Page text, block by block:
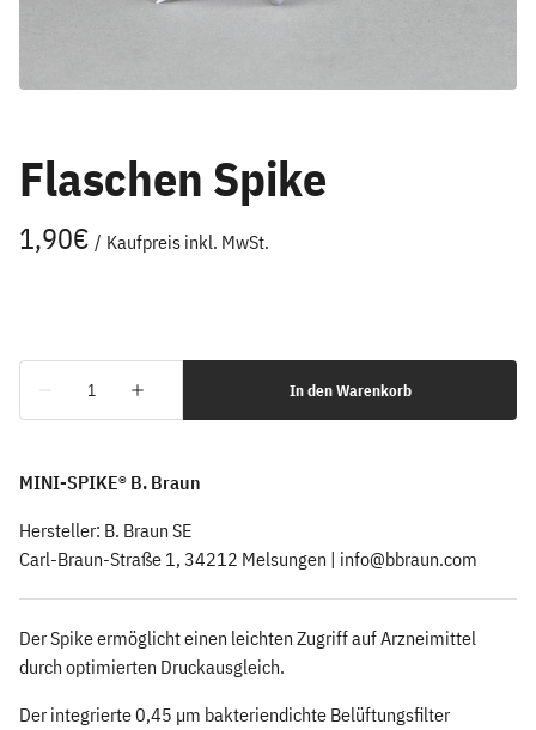
Flaschen Spike
/
MINI-SPIKE® B. Braun
Hersteller: B. Braun SE
Carl-Braun-Straße 1, 34212 Melsungen | info@bbraun.com
Der Spike ermöglicht einen leichten Zugriff auf Arzneimittel
durch optimierten Druckausgleich.
Der integrierte 0,45 µm bakteriendichte Belüftungsfilter